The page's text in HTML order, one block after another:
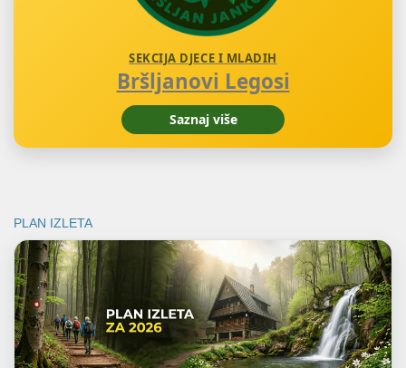
SEKCIJA DJECE I MLADIH
Bršljanovi Legosi
Saznaj više
PLAN IZLETA